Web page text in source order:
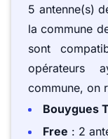
5 antenne(s)
la commune
sont
opérateurs
commune, on
Bouygues
Free : 2